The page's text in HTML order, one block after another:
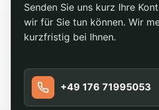
Senden Sie uns kurz Ihre
wir für Sie tun können. Wir
kurzfristig bei Ihnen.
+49 176 71995053